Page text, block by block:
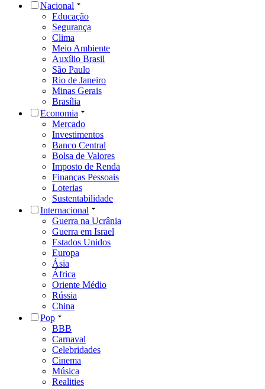
Nacional
Educação
Segurança
Clima
Meio Ambiente
Auxílio Brasil
São Paulo
Rio de Janeiro
Minas Gerais
Brasília
Economia
Mercado
Investimentos
Banco Central
Bolsa de Valores
Imposto de Renda
Finanças Pessoais
Loterias
Sustentabilidade
Internacional
Guerra na Ucrânia
Guerra em Israel
Estados Unidos
Europa
Ásia
África
Oriente Médio
Rússia
China
Pop
BBB
Carnaval
Celebridades
Cinema
Música
Realities